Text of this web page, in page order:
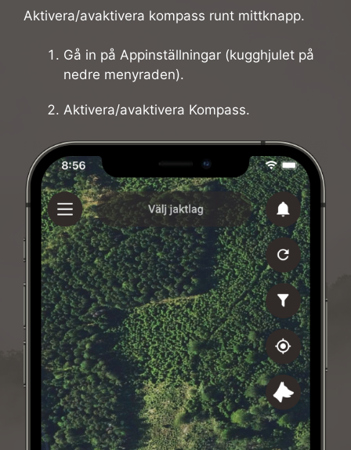
Aktivera/avaktivera kompass runt mittknapp.
Gå in på Appinställningar (kugghjulet på
nedre menyraden).
Aktivera/avaktivera Kompass.